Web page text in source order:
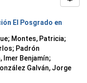
El Posgrado en
; Montes, Patricia;
; Padrón
Imer Benjamín;
Galván, Jorge